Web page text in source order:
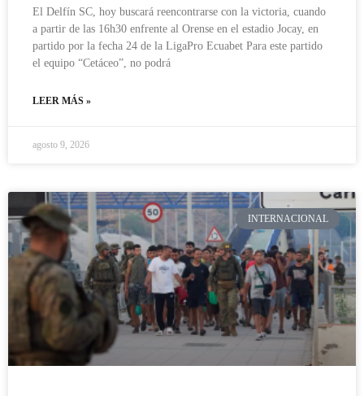
El Delfín SC, hoy buscará reencontrarse con la victoria, cuando
a partir de las 16h30 enfrente al Orense en el estadio Jocay, en
partido por la fecha 24 de la LigaPro Ecuabet Para este partido
el equipo “Cetáceo”, no podrá
LEER MÁS »
agosto 9, 2026
INTERNACIONAL